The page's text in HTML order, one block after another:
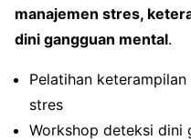
manajemen stres,
dini gangguan mental.
Pelatihan
stres
Workshop deteksi dini